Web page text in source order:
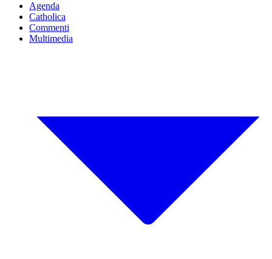
Agenda
Catholica
Commenti
Multimedia